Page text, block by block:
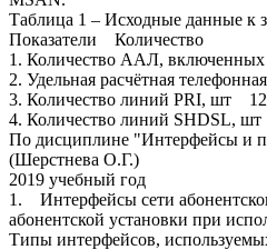
Таблица 1 – Исходные данные к
Показатели Количество
1. Количество ААЛ,
2. Удельная расчётная
3. Количество линий PRI, шт 12
4. Количество линий SHDSL,
По дисциплине "Интерфейсы и
(Шерстнева О.Г.)
2019 учебный год
1. Интерфейсы сети
абонентской установки при
Типы интерфейсов,